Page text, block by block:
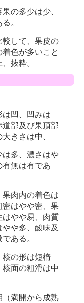
の多少は少、
。
して、果皮の
色が多いこと
抜粋。
凹、凹みは
部及び果頂部
きさは中、
多、濃さはや
有無は有であ
肉内の着色は
密はやや密、果
はやや易、肉質
や多、酸味及
ある。
の形は短楕
面の粗滑は中
満開から成熟